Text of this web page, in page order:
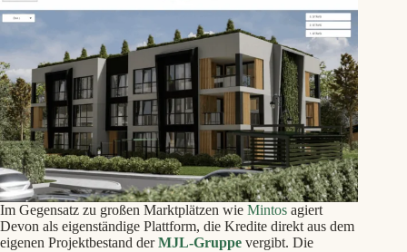
Im Gegensatz zu großen Marktplätzen wie Mintos agiert
Devon als eigenständige Plattform, die Kredite direkt aus dem
eigenen Projektbestand derMJL-Gruppe vergibt. Die